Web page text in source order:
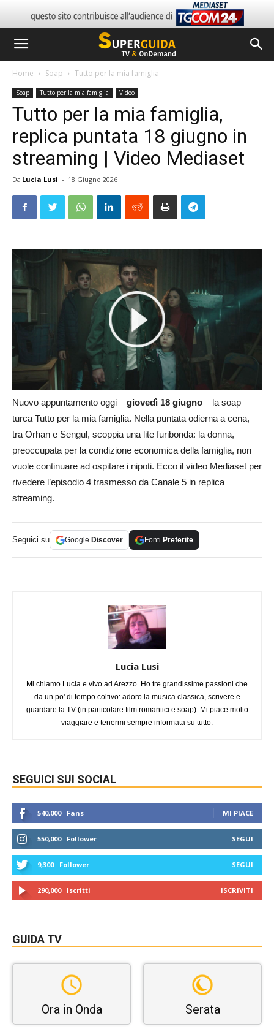
Home Soap Tutto per la mia famiglia
Soap Tutto per la mia famiglia Video
Tutto per la mia famiglia,
replica puntata 18 giugno in
streaming | Video Mediaset
Da Lucia Lusi - 18 Giugno 2026
Nuovo appuntamento oggi –giovedì 18 giugno – la soap
turca Tutto per la mia famiglia. Nella puntata odierna a cena,
tra Orhan e Sengul, scoppia una lite furibonda: la donna,
preoccupata per la condizione economica della famiglia, non
vuole continuare ad ospitare i nipoti. Ecco il video Mediaset per
rivedere l’episodio 4 trasmesso da Canale 5 in replica
streaming.
Seguici su Google Discover Fonti Preferite
Lucia Lusi
Mi chiamo Lucia e vivo ad Arezzo. Ho tre grandissime passioni che
da un po' di tempo coltivo: adoro la musica classica, scrivere e
guardare la TV (in particolare film romantici e soap). Mi piace molto
viaggiare e tenermi sempre informata su tutto.
SEGUICI SUI SOCIAL
540,000 Fans MI PIACE
550,000 Follower SEGUI
9,300 Follower SEGUI
290,000 Iscritti ISCRIVITI
GUIDA TV
Ora in Onda Serata